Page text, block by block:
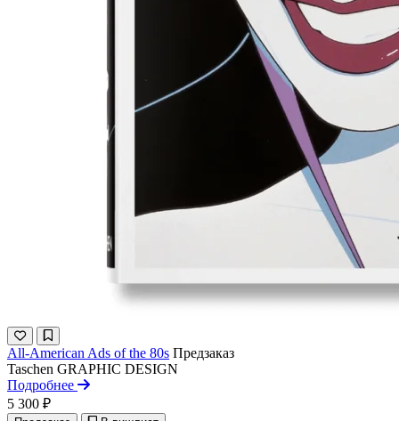
All-American Ads of the 80s Предзаказ
Taschen GRAPHIC DESIGN
Подробнее
5 300 ₽